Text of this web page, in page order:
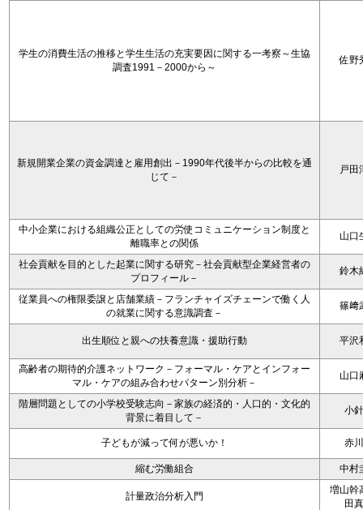
学生の消費生活の推移と学生生活の充実要因に関する一考察～生協
調査1991－2000から～
佐野
新規開業企業の資金調達と雇用創出－1990年代後半からの比較を通
じて－
戸田
中小企業における組織公正としての労使コミュニケーション制度と
離職率との関係
山口
社会貢献を目的とした起業に関する研究－社会貢献型企業経営者の
プロフィール－
鈴木
従業員への権限委譲と店舗業績－フランチャイズチェーンで働く人
の就業に関する意識調査－
篠﨑
出生順位と親への扶養意識・援助行動 平沢
高齢者の期待的介護ネットワーク－フォーマル・ケアとインフォー
マル・ケアの組み合わせパターン別分析－
山口
階層問題としての小学校受験志向－家族の経済的・人口的・文化的
背景に着目して－
小
子どもが減って何が悪いか！ 赤
縮む労働組合 中村
計量政治分析入門
増山幹
田